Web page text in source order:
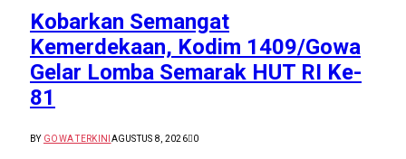
Kobarkan Semangat
Kemerdekaan, Kodim 1409/Gowa
Gelar Lomba Semarak HUT RI Ke-
81
BY GOWA TERKINI AGUSTUS 8, 2026 0